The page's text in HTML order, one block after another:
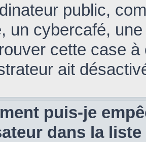
public,
un cybercafé,
cette case à
ait
puis-je
dans la